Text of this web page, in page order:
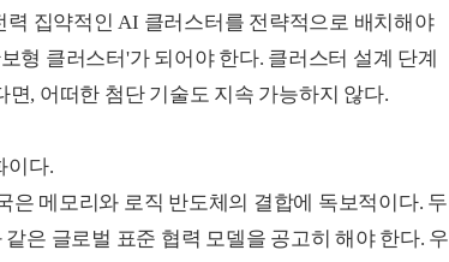
집약적인 AI 클러스터를 전략적으로 배치해야
형 클러스터'가 되어야 한다. 클러스터 설계 단계
, 어떠한 첨단 기술도 지속 가능하지 않다.
이다.
메모리와 로직 반도체의 결합에 독보적이다. 두
은 글로벌 표준 협력 모델을 공고히 해야 한다. 우